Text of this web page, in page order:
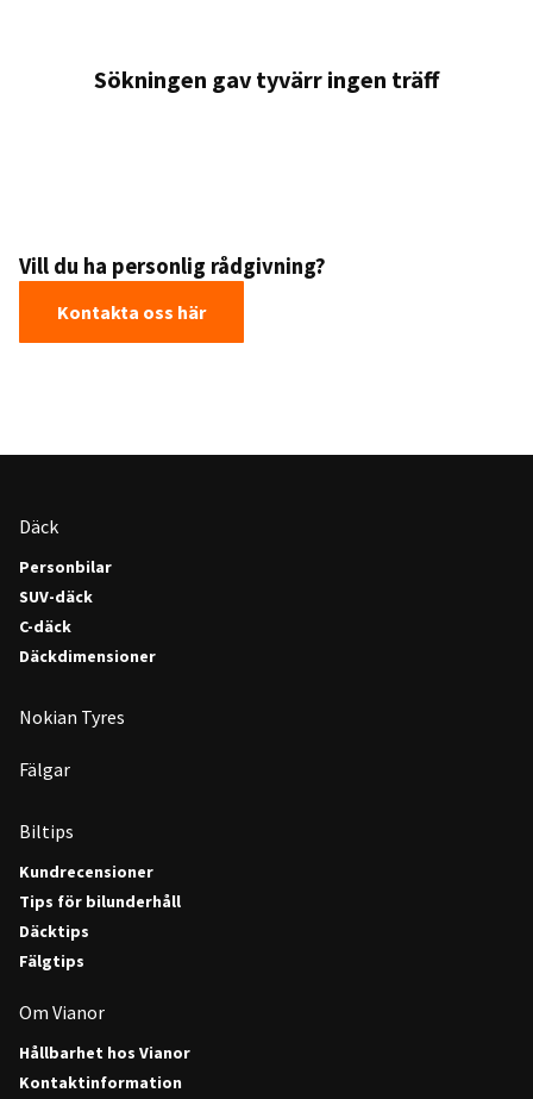
Sökningen gav tyvärr ingen träff
Vill du ha personlig rådgivning?
Kontakta oss här
Däck
Personbilar
SUV-däck
C-däck
Däckdimensioner
Nokian Tyres
Fälgar
Biltips
Kundrecensioner
Tips för bilunderhåll
Däcktips
Fälgtips
Om Vianor
Hållbarhet hos Vianor
Kontaktinformation